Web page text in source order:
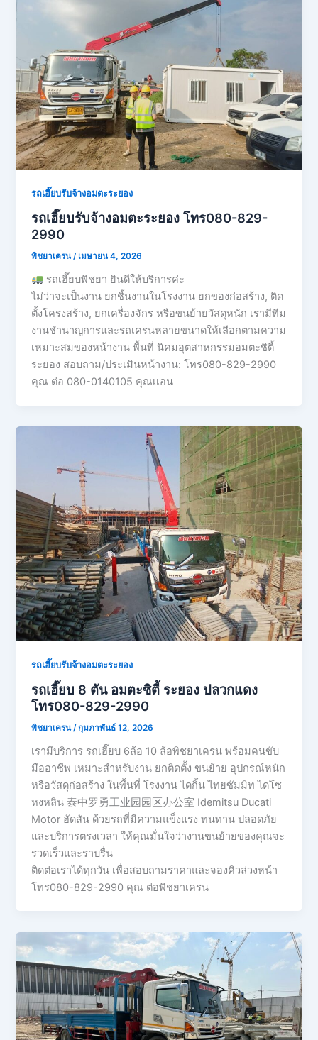
รถเฮี๊ยบรับจ้างอมตะระยอง
รถเฮี๊ยบรับจ้างอมตะระยอง โทร080-829-
2990
พิชยาเครน/ เมษายน 4, 2026
รถเฮี๊ยบพิชยา ยินดีให้บริการค่ะ
ไม่ว่าจะเป็นงาน ยกชิ้นงานในโรงงาน ยกของก่อสร้าง, ติด
ตั้งโครงสร้าง, ยกเครื่องจักร หรือขนย้ายวัสดุหนัก เรามีทีม
งานชำนาญการและรถเครนหลายขนาดให้เลือกตามความ
เหมาะสมของหน้างาน พื้นที่ นิคมอุตสาหกรรมอมตะซิตี้
ระยอง สอบถาม/ประเมินหน้างาน: โทร080-829-2990
คุณ ต่อ 080-0140105 คุณเเอน
รถเฮี๊ยบรับจ้างอมตะระยอง
รถเฮี๊ยบ 8 ตัน อมตะซิตี้ ระยอง ปลวกแดง
โทร080-829-2990
พิชยาเครน /กุมภาพันธ์ 12, 2026
เรามีบริการ รถเฮี๊ยบ 6ล้อ 10 ล้อพิชยาเครน พร้อมคนขับ
มืออาชีพ เหมาะสำหรับงาน ยกติดตั้ง ขนย้าย อุปกรณ์หนัก
หรือวัสดุก่อสร้าง ในพื้นที่ โรงงาน ไดกิ้น ไทยซัมมิท ไดโซ
หงหลิน 泰中罗勇工业园园区办公室 Idemitsu Ducati
Motor ฮัดสัน ด้วยรถที่มีความแข็งแรง ทนทาน ปลอดภัย
และบริการตรงเวลา ให้คุณมั่นใจว่างานขนย้ายของคุณจะ
รวดเร็วและราบรื่น
ติดต่อเราได้ทุกวัน เพื่อสอบถามราคาและจองคิวล่วงหน้า
โทร080-829-2990 คุณ ต่อพิชยาเครน